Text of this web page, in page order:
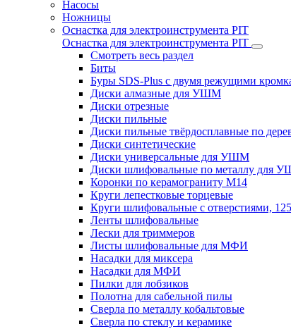
Насосы
Ножницы
Оснастка для электроинструмента PIT
Оснастка для электроинструмента PIT
Смотреть весь раздел
Биты
Буры SDS-Plus c двумя режущими
Диски алмазные для УШМ
Диски отрезные
Диски пильные
Диски пильные твёрдосплавные по
Диски синтетические
Диски универсальные для УШМ
Диски шлифовальные по металлу для
Коронки по керамограниту M14
Круги лепестковые торцевые
Круги шлифовальные с отверстиями,
Ленты шлифовальные
Лески для триммеров
Листы шлифовальные для МФИ
Насадки для миксера
Насадки для МФИ
Пилки для лобзиков
Полотна для сабельной пилы
Сверла по металлу кобальтовые
Сверла по стеклу и керамике